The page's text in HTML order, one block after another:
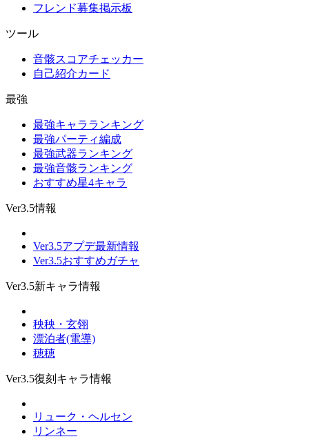
フレンド募集掲示板
ツール
音骸スコアチェッカー
自己紹介カード
最強
最強キャラランキング
最強パーティ編成
最強武器ランキング
最強音骸ランキング
おすすめ星4キャラ
Ver3.5情報
Ver3.5アプデ最新情報
Ver3.5おすすめガチャ
Ver3.5新キャラ情報
秧秧・玄翎
漂泊者(電導)
穂穂
Ver3.5復刻キャラ情報
リューク・ヘルセン
リンネー